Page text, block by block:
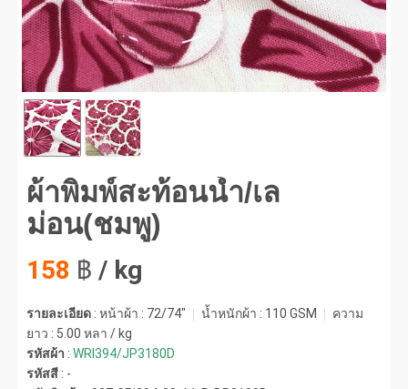
พิมพ์สะท้อนน้ำ/เลม่อน(ชมพู) #1
ผ้าพิมพ์สะท้อนน้ำ/เล
ม่อน(ชมพู)
158 ฿ / kg
รายละเอียด : หน้าผ้า : 72/74" น้ำหนักผ้า : 110 GSM
ความ
ยาว : 5.00 หลา / kg
รหัสผ้า :WRI394/JP3180D
รหัสสี : -